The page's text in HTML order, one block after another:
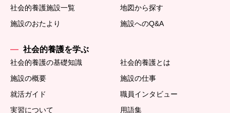
社会的養護施設一覧
地図から探す
施設のおたより
施設へのQ&A
社会的養護を学ぶ
社会的養護の基礎知識
社会的養護とは
施設の概要
施設の仕事
就活ガイド
職員インタビュー
実習について
用語集